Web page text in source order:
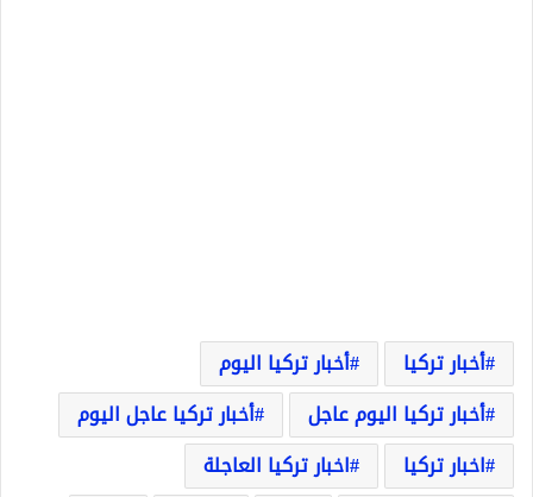
أخبار تركيا
أخبار تركيا اليوم
أخبار تركيا اليوم عاجل
أخبار تركيا عاجل اليوم
اخبار تركيا
اخبار تركيا العاجلة